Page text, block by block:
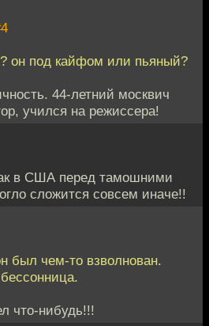
он под кайфом или пьяный?
44-летний москвич
учился на режиссера!
в США перед тамошними
сложится совсем иначе!!
был чем-то взволнован.
что-нибудь!!!